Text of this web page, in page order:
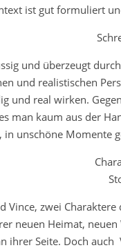
ist gut formuliert
und überzeugt
und realistischen
und real wirken.
man kaum aus der
in unschöne Momente
Vince, zwei
neuen Heimat,
ihrer Seite. Doch